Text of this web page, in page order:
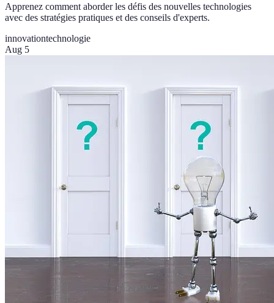
Apprenez comment aborder les défis des nouvelles technologies
avec des stratégies pratiques et des conseils d'experts.
innovationtechnologie
Aug 5